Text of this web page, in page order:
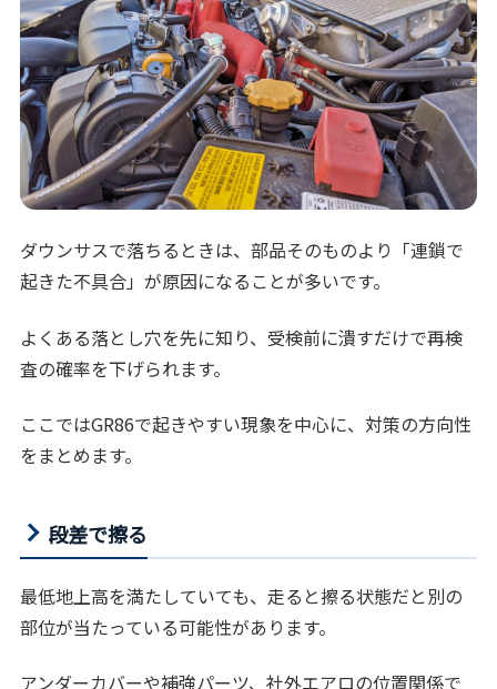
ダウンサスで落ちるときは、部品そのものより「連鎖で
起きた不具合」が原因になることが多いです。
よくある落とし穴を先に知り、受検前に潰すだけで再検
査の確率を下げられます。
ここではGR86で起きやすい現象を中心に、対策の方向性
をまとめます。
段差で擦る
最低地上高を満たしていても、走ると擦る状態だと別の
部位が当たっている可能性があります。
アンダーカバーや補強パーツ、社外エアロの位置関係で